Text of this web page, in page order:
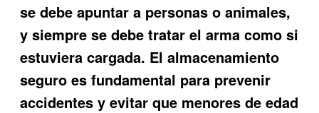
se debe apuntar a personas o animales,
y siempre se debe tratar el arma como si
estuviera cargada. El almacenamiento
seguro es fundamental para prevenir
accidentes y evitar que menores de edad